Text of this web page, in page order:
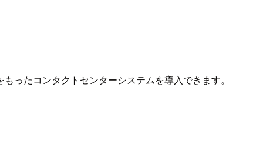
ったコンタクトセンターシステムを導入できます。